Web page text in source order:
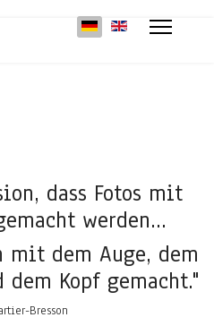
Sprache auswählen
dass Fotos mit
werden...
mit dem Auge, dem
dem Kopf gemacht."
Bresson